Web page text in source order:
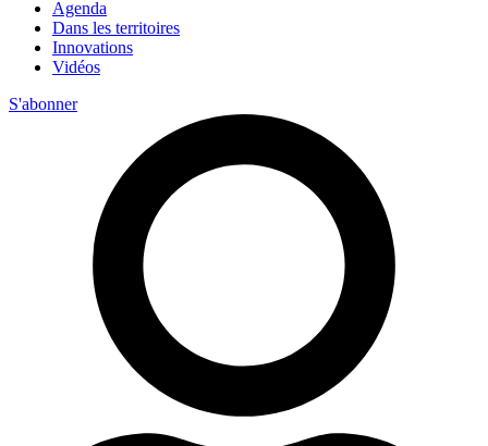
Agenda
Dans les territoires
Innovations
Vidéos
S'abonner